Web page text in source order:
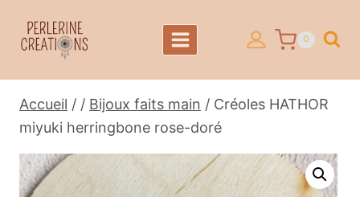
contenu
0
Accueil / / Bijoux faits main / Créoles HATHOR
miyuki herringbone rose-doré